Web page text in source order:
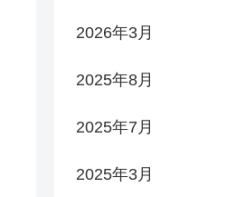
2026年3月
2025年8月
2025年7月
2025年3月